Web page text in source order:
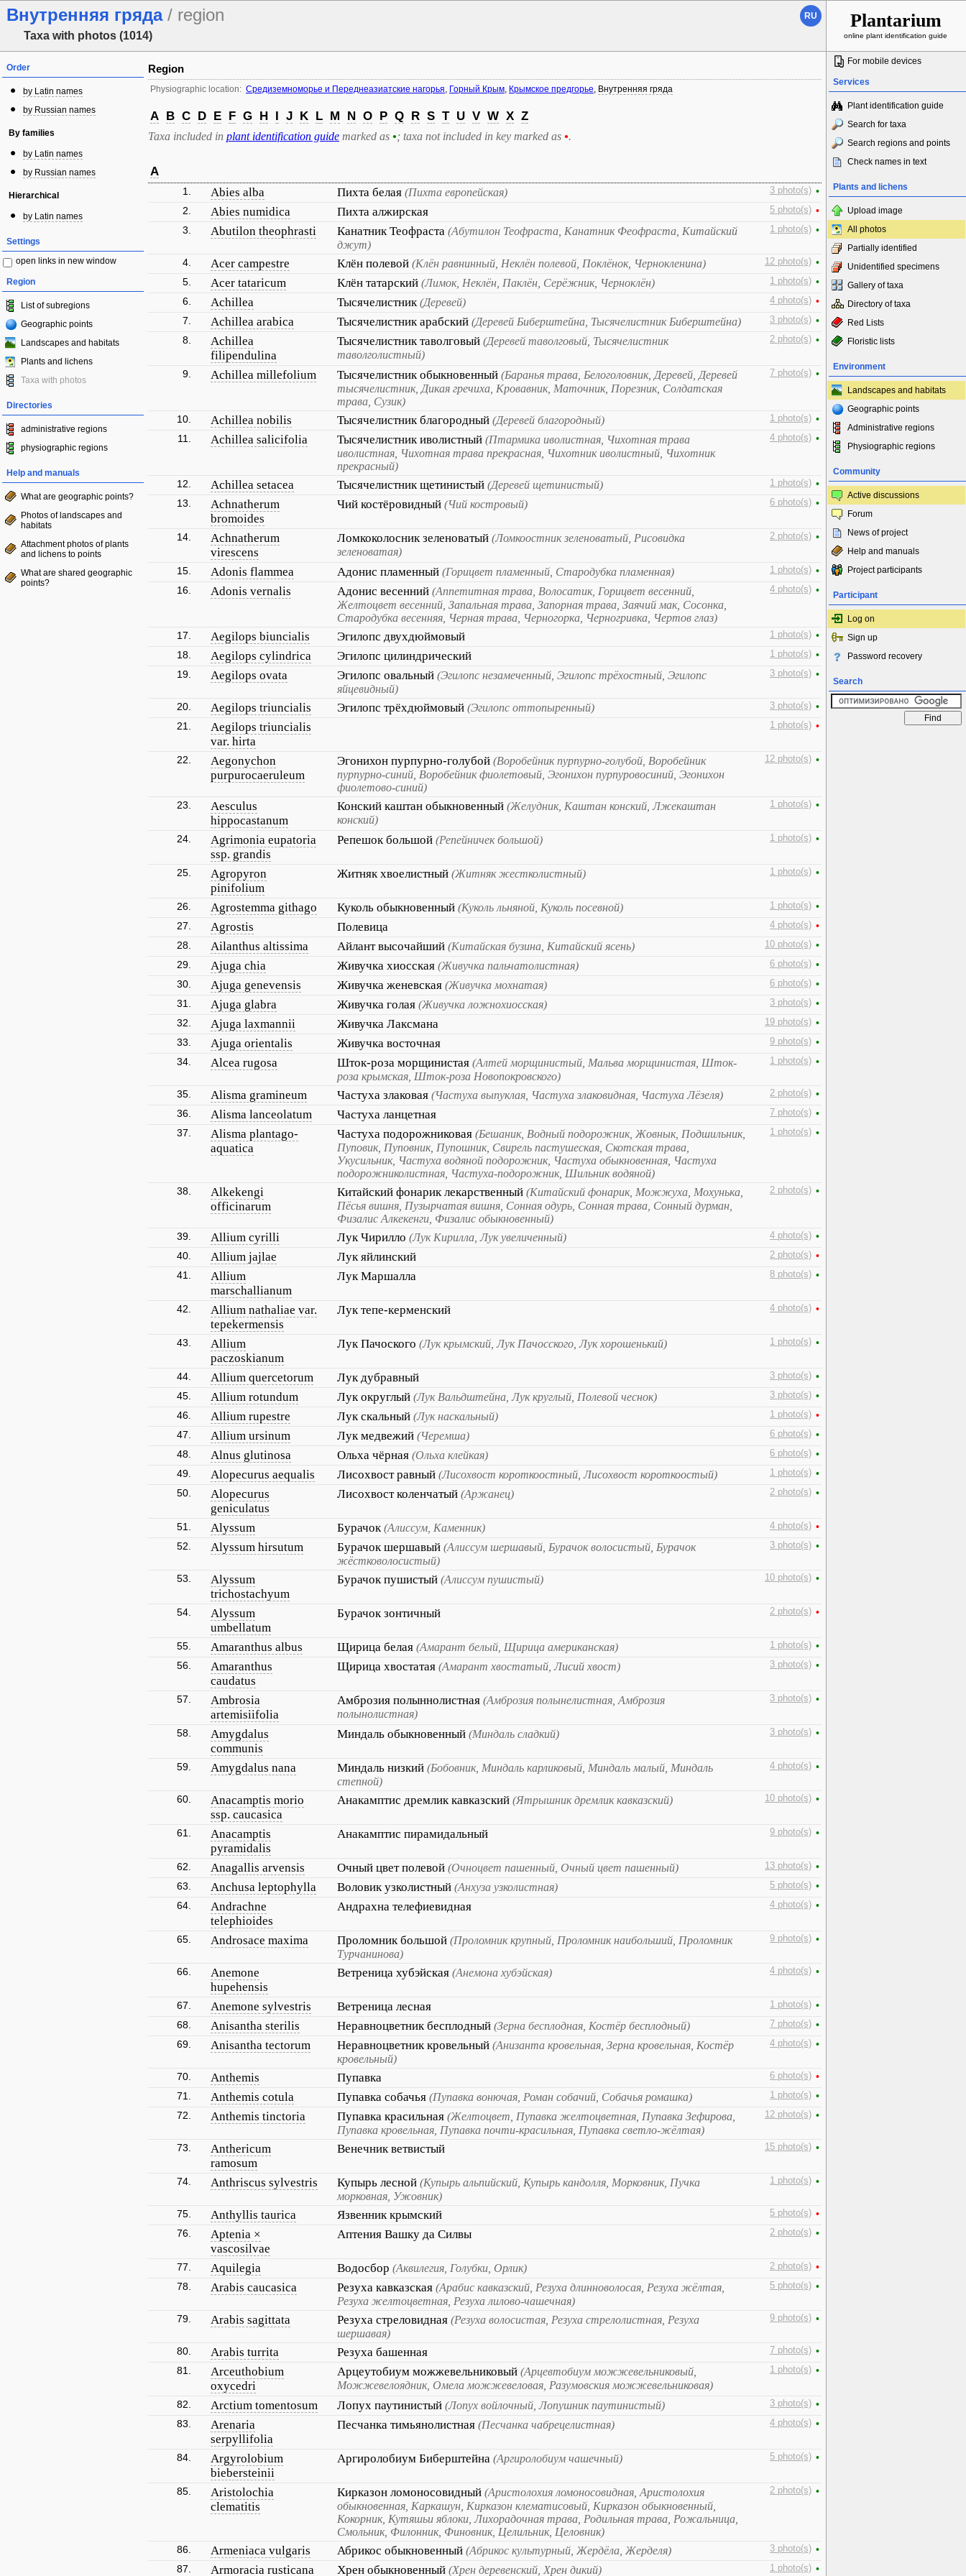
Внутренняя гряда/ region
Taxa with photos (1014)
RU Plantarium
online plant identification guide
Order
by Latin names
by Russian names
By families
by Latin names
by Russian names
Hierarchical
by Latin names
Settings
open links in new window
Region
List of subregions
Geographic points
Landscapes and habitats
Plants and lichens
Taxa with photos
Directories
administrative regions
physiographic regions
Help and manuals
What are geographic points?
Photos of landscapes and
habitats
Attachment photos of plants
and lichens to points
What are shared geographic
points?
Region
Physiographic location: Средиземноморье и Переднеазиатские нагорья, Горный Крым, Крымское предгорье, Внутренняя гряда
A B C D E F G H I J K L M N O P Q R S T U V W X Z
Taxa included in plant identification guide marked as •; taxa not included in key marked as •.
A
1. Abies alba Пихта белая (Пихта европейская) 3 photo(s) •
2.
Abies numidica Пихта алжирская 5 photo(s) •
3.
Abutilon theophrasti Канатник Теофраста (Абутилон Теофраста, Канатник Феофраста, Китайский
джут)
1 photo(s) •
4. Acer campestre Клён полевой (Клён равнинный, Неклён полевой, Поклёнок, Чернокленина) 12 photo(s) •
5.
Acer tataricum Клён татарский (Лимок, Неклён, Паклён, Серёжник, Черноклён) 1 photo(s) •
6.
Achillea Тысячелистник(Деревей) 4 photo(s) •
7.
Achillea arabica Тысячелистник арабский (Деревей Биберштейна, Тысячелистник Биберштейна) 3 photo(s) •
8.
Achillea
filipendulina
Тысячелистник таволговый (Деревей таволговый, Тысячелистник
таволголистный)
2 photo(s) •
9. Achillea millefolium Тысячелистник обыкновенный (Баранья трава, Белоголовник, Деревей, Деревей
тысячелистник, Дикая гречиха, Кровавник, Маточник, Порезник, Солдатская
трава, Сузик)
7 photo(s) •
10. Achillea nobilis Тысячелистник благородный (Деревей благородный) 1 photo(s) •
11.
Achillea salicifolia Тысячелистник иволистный (Птармика иволистная, Чихотная трава
иволистная, Чихотная трава прекрасная, Чихотник иволистный, Чихотник
прекрасный)
4 photo(s) •
12. Achillea setacea Тысячелистник щетинистый (Деревей щетинистый) 1 photo(s) •
13.
Achnatherum
bromoides
Чий костёровидный (Чий костровый) 6 photo(s) •
14.
Achnatherum
virescens
Ломкоколосник зеленоватый (Ломкоостник зеленоватый, Рисовидка
зеленоватая)
2 photo(s) •
15. Adonis flammea Адонис пламенный (Горицвет пламенный, Стародубка пламенная) 1 photo(s) •
16.
Adonis vernalis Адонис весенний (Аппетитная трава, Волосатик, Горицвет весенний,
Желтоцвет весенний, Запальная трава, Запорная трава, Заячий мак, Сосонка,
Стародубка весенняя, Черная трава, Черногорка, Черногривка, Чертов глаз)
4 photo(s) •
17. Aegilops biuncialis Эгилопс двухдюймовый 1 photo(s) •
18.
Aegilops cylindrica Эгилопс цилиндрический 1 photo(s) •
19.
Aegilops ovata Эгилопс овальный (Эгилопс незамеченный, Эгилопс трёхостный, Эгилопс
яйцевидный)
3 photo(s) •
20. Aegilops triuncialis Эгилопс трёхдюймовый (Эгилопс оттопыренный) 3 photo(s) •
21.
Aegilops triuncialis
var. hirta
1 photo(s) •
22.
Aegonychon
purpurocaeruleum
Эгонихон пурпурно-голубой (Воробейник пурпурно-голубой, Воробейник
пурпурно-синий, Воробейник фиолетовый, Эгонихон пурпуровосиний, Эгонихон
фиолетово-синий)
12 photo(s) •
23.
Aesculus
hippocastanum
Конский каштан обыкновенный (Желудник, Каштан конский, Лжекаштан
конский)
1 photo(s) •
24.
Agrimonia eupatoria
ssp. grandis
Репешок большой (Репейничек большой) 1 photo(s) •
25.
Agropyron
pinifolium
Житняк хвоелистный (Житняк жестколистный) 1 photo(s) •
26. Agrostemma githago Куколь обыкновенный (Куколь льняной, Куколь посевной) 1 photo(s) •
27.
Agrostis Полевица 4 photo(s) •
28.
Ailanthus altissima Айлант высочайший (Китайская бузина, Китайский ясень) 10 photo(s) •
29.
Ajuga chia Живучка хиосская (Живучка пальчатолистная) 6 photo(s) •
30.
Ajuga genevensis Живучка женевская (Живучка мохнатая) 6 photo(s) •
31.
Ajuga glabra Живучка голая (Живучка ложнохиосская) 3 photo(s) •
32.
Ajuga laxmannii Живучка Лаксмана 19 photo(s) •
33.
Ajuga orientalis Живучка восточная 9 photo(s) •
34.
Alcea rugosa Шток-роза морщинистая (Алтей морщинистый, Мальва морщинистая, Шток-
роза крымская, Шток-роза Новопокровского)
1 photo(s) •
35. Alisma gramineum Частуха злаковая (Частуха выпуклая, Частуха злаковидная, Частуха Лёзеля) 2 photo(s) •
36.
Alisma lanceolatum Частуха ланцетная 7 photo(s) •
37.
Alisma plantago-
aquatica
Частуха подорожниковая (Бешаник, Водный подорожник, Жовнык, Подшильник,
Пуповик, Пуповник, Пупошник, Свирель пастушеская, Скотская трава,
Укусильник, Частуха водяной подорожник, Частуха обыкновенная, Частуха
подорожниколистная, Частуха-подорожник, Шильник водяной)
1 photo(s) •
38.
Alkekengi
officinarum
Китайский фонарик лекарственный (Китайский фонарик, Можжуха, Мохунька,
Пёсья вишня, Пузырчатая вишня, Сонная одурь, Сонная трава, Сонный дурман,
Физалис Алкекенги, Физалис обыкновенный)
2 photo(s) •
39. Allium cyrilli Лук Чирилло (Лук Кирилла, Лук увеличенный) 4 photo(s) •
40.
Allium jajlae Лук яйлинский 2 photo(s) •
41.
Allium
marschallianum
Лук Маршалла 8 photo(s) •
42.
Allium nathaliae var.
tepekermensis
Лук тепе-керменский 4 photo(s) •
43.
Allium
paczoskianum
Лук Пачоского (Лук крымский, Лук Пачосского, Лук хорошенький) 1 photo(s) •
44. Allium quercetorum Лук дубравный 3 photo(s) •
45.
Allium rotundum Лук округлый (Лук Вальдштейна, Лук круглый, Полевой чеснок) 3 photo(s) •
46.
Allium rupestre Лук скальный (Лук наскальный) 1 photo(s) •
47.
Allium ursinum Лук медвежий (Черемша) 6 photo(s) •
48.
Alnus glutinosa Ольха чёрная (Ольха клейкая) 6 photo(s) •
49.
Alopecurus aequalis Лисохвост равный (Лисохвост короткоостный, Лисохвост короткоостый) 1 photo(s) •
50.
Alopecurus
geniculatus
Лисохвост коленчатый (Аржанец) 2 photo(s) •
51. Alyssum Бурачок(Алиссум, Каменник) 4 photo(s) •
52.
Alyssum hirsutum Бурачок шершавый (Алиссум шершавый, Бурачок волосистый, Бурачок
жёстковолосистый)
3 photo(s) •
53.
Alyssum
trichostachyum
Бурачок пушистый (Алиссум пушистый) 10 photo(s) •
54.
Alyssum
umbellatum
Бурачок зонтичный 2 photo(s) •
55. Amaranthus albus Щирица белая (Амарант белый, Щирица американская) 1 photo(s) •
56.
Amaranthus
caudatus
Щирица хвостатая (Амарант хвостатый, Лисий хвост) 3 photo(s) •
57.
Ambrosia
artemisiifolia
Амброзия полыннолистная (Амброзия полынелистная, Амброзия
полынолистная)
3 photo(s) •
58.
Amygdalus
communis
Миндаль обыкновенный (Миндаль сладкий) 3 photo(s) •
59. Amygdalus nana Миндаль низкий (Бобовник, Миндаль карликовый, Миндаль малый, Миндаль
степной)
4 photo(s) •
60.
Anacamptis morio
ssp. caucasica
Анакамптис дремлик кавказский (Ятрышник дремлик кавказский) 10 photo(s) •
61.
Anacamptis
pyramidalis
Анакамптис пирамидальный 9 photo(s) •
62. Anagallis arvensis Очный цвет полевой (Очноцвет пашенный, Очный цвет пашенный) 13 photo(s) •
63.
Anchusa leptophylla Воловик узколистный (Анхуза узколистная) 5 photo(s) •
64.
Andrachne
telephioides
Андрахна телефиевидная 4 photo(s) •
65. Androsace maxima Проломник большой (Проломник крупный, Проломник наибольший, Проломник
Турчанинова)
9 photo(s) •
66.
Anemone
hupehensis
Ветреница хубэйская (Анемона хубэйская) 4 photo(s) •
67. Anemone sylvestris Ветреница лесная 1 photo(s) •
68.
Anisantha sterilis Неравноцветник бесплодный (Зерна бесплодная, Костёр бесплодный) 7 photo(s) •
69.
Anisantha tectorum Неравноцветник кровельный (Анизанта кровельная, Зерна кровельная, Костёр
кровельный)
4 photo(s) •
70. Anthemis Пупавка 6 photo(s) •
71.
Anthemis cotula Пупавка собачья (Пупавка вонючая, Роман собачий, Собачья ромашка) 1 photo(s) •
72.
Anthemis tinctoria Пупавка красильная (Желтоцвет, Пупавка желтоцветная, Пупавка Зефирова,
Пупавка кровельная, Пупавка почти-красильная, Пупавка светло-жёлтая)
12 photo(s) •
73.
Anthericum
ramosum
Венечник ветвистый 15 photo(s) •
74. Anthriscus sylvestris Купырь лесной (Купырь альпийский, Купырь кандолля, Морковник, Пучка
морковная, Ужовник)
1 photo(s) •
75. Anthyllis taurica Язвенник крымский 5 photo(s) •
76.
Aptenia ×
vascosilvae
Аптения Вашку да Силвы 2 photo(s) •
77. Aquilegia Водосбор (Аквилегия, Голубки, Орлик) 2 photo(s) •
78.
Arabis caucasica Резуха кавказская (Арабис кавказский, Резуха длинноволосая, Резуха жёлтая,
Резуха желтоцветная, Резуха лилово-чашечная)
5 photo(s) •
79. Arabis sagittata Резуха стреловидная (Резуха волосистая, Резуха стрелолистная, Резуха
шершавая)
9 photo(s) •
80. Arabis turrita Резуха башенная 7 photo(s) •
81.
Arceuthobium
oxycedri
Арцеутобиум можжевельниковый (Арцевтобиум можжевельниковый,
Можжевелоядник, Омела можжевеловая, Разумовския можжевельниковая)
1 photo(s) •
82. Arctium tomentosum Лопух паутинистый (Лопух войлочный, Лопушник паутинистый) 3 photo(s) •
83.
Arenaria
serpyllifolia
Песчанка тимьянолистная (Песчанка чабрецелистная) 4 photo(s) •
84.
Argyrolobium
biebersteinii
Аргиролобиум Биберштейна (Аргиролобиум чашечный) 5 photo(s) •
85.
Aristolochia
clematitis
Кирказон ломоносовидный (Аристолохия ломоносовидная, Аристолохия
обыкновенная, Каркашун, Кирказон клематисовый, Кирказон обыкновенный,
Кокорник, Кутяшьи яблоки, Лихорадочная трава, Родильная трава, Рожальница,
Смольник, Филонник, Финовник, Целильник, Целовник)
2 photo(s) •
86. Armeniaca vulgaris Абрикос обыкновенный (Абрикос культурный, Жердёла, Жерделя) 3 photo(s) •
87.
Armoracia rusticana Хрен обыкновенный (Хрен деревенский, Хрен дикий) 1 photo(s) •
For mobile devices
Services
Plant identification guide
Search for taxa
Search regions and points
Check names in text
Plants and lichens
Upload image
All photos
Partially identified
Unidentified specimens
Gallery of taxa
Directory of taxa
Red Lists
Floristic lists
Environment
Landscapes and habitats
Geographic points
Administrative regions
Physiographic regions
Community
Active discussions
Forum
News of project
Help and manuals
Project participants
Participant
Log on
Sign up
Password recovery
Search